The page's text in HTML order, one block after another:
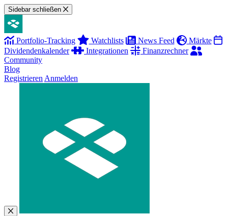
Sidebar schließen
Portfolio-Tracking Watchlists News Feed
Märkte
Dividendenkalender
Integrationen
Finanzrechner
Community
Blog
Registrieren Anmelden